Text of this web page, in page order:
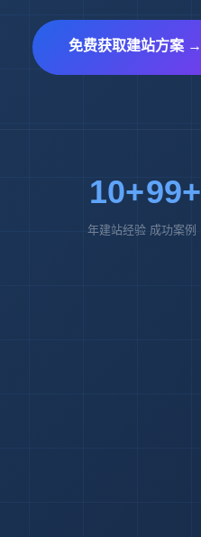
免费获取建站方案 →
10+
年建站经验
99+
成功案例